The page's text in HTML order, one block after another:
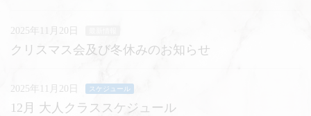
2025年11月20日
クリスマス会及び冬休みのお知らせ
2025年11月20日 スケジュール
12月 大人クラススケジュール